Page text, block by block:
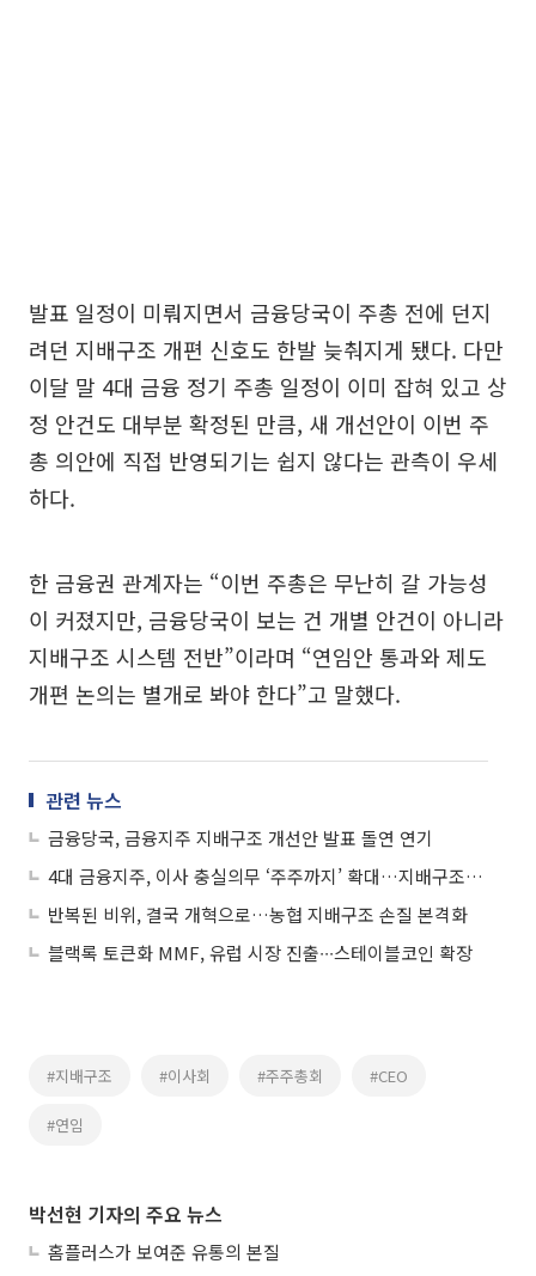
발표 일정이 미뤄지면서 금융당국이 주총 전에 던지
려던 지배구조 개편 신호도 한발 늦춰지게 됐다. 다만
이달 말 4대 금융 정기 주총 일정이 이미 잡혀 있고 상
정 안건도 대부분 확정된 만큼, 새 개선안이 이번 주
총 의안에 직접 반영되기는 쉽지 않다는 관측이 우세
하다.
한 금융권 관계자는 “이번 주총은 무난히 갈 가능성
이 커졌지만, 금융당국이 보는 건 개별 안건이 아니라
지배구조 시스템 전반”이라며 “연임안 통과와 제도
개편 논의는 별개로 봐야 한다”고 말했다.
관련 뉴스
금융당국, 금융지주 지배구조 개선안 발표 돌연 연기
4대 금융지주, 이사 충실의무 ‘주주까지’ 확대…지배구조법은 아직
반복된 비위, 결국 개혁으로…농협 지배구조 손질 본격화
블랙록 토큰화 MMF, 유럽 시장 진출∙∙∙스테이블코인 확장
#지배구조 #이사회 #주주총회 #CEO
#연임
박선현 기자의 주요 뉴스
홈플러스가 보여준 유통의 본질